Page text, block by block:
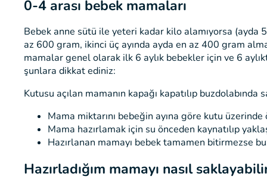
0-4 arası bebek mamaları
Bebek anne sütü ile yeteri kadar kilo alamıyorsa (ayda
az 600 gram, ikinci üç ayında ayda en az 400 gram
mamalar genel olarak ilk 6 aylık bebekler için ve 6
şunlara dikkat ediniz:
Kutusu açılan mamanın kapağı kapatılıp buzdolabında
Mama miktarını bebeğin ayına göre kutu
Mama hazırlamak için su önceden kaynatılıp
Hazırlanan mamayı bebek tamamen bitirmezse
Hazırladığım mamayı nasıl